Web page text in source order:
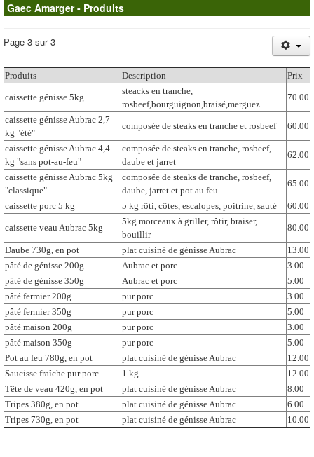
Gaec Amarger - Produits
Page 3 sur 3
Produits Description Prix
caissette génisse 5kg
steacks en tranche,
rosbeef,bourguignon,braisé,merguez
70.00
caissette génisse Aubrac 2,7
kg "été"
composée de steaks en tranche et rosbeef 60.00
caissette génisse Aubrac 4,4
kg "sans pot-au-feu"
composée de steaks en tranche, rosbeef,
daube et jarret
62.00
caissette génisse Aubrac 5kg
"classique"
composée de steaks de tranche, rosbeef,
daube, jarret et pot au feu
65.00
caissette porc 5 kg 5 kg rôti, côtes, escalopes, poitrine, sauté 60.00
caissette veau Aubrac 5kg
5kg morceaux à griller, rôtir, braiser,
bouillir
80.00
Daube 730g, en pot plat cuisiné de génisse Aubrac
13.00
pâté de génisse 200g
Aubrac et porc
3.00
pâté de génisse 350g
Aubrac et porc
5.00
pâté fermier 200g
pur porc
3.00
pâté fermier 350g
pur porc
5.00
pâté maison 200g
pur porc
3.00
pâté maison 350g
pur porc
5.00
Pot au feu 780g, en pot
plat cuisiné de génisse Aubrac
12.00
Saucisse fraîche pur porc
1 kg
12.00
Tête de veau 420g, en pot
plat cuisiné de génisse Aubrac
8.00
Tripes 380g, en pot
plat cuisiné de génisse Aubrac
6.00
Tripes 730g, en pot
plat cuisiné de génisse Aubrac 10.00